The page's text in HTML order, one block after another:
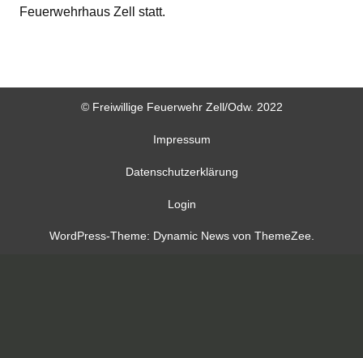
Feuerwehrhaus Zell statt.
© Freiwillige Feuerwehr Zell/Odw. 2022
Impressum
Datenschutzerklärung
Login
WordPress-Theme: Dynamic News von ThemeZee.